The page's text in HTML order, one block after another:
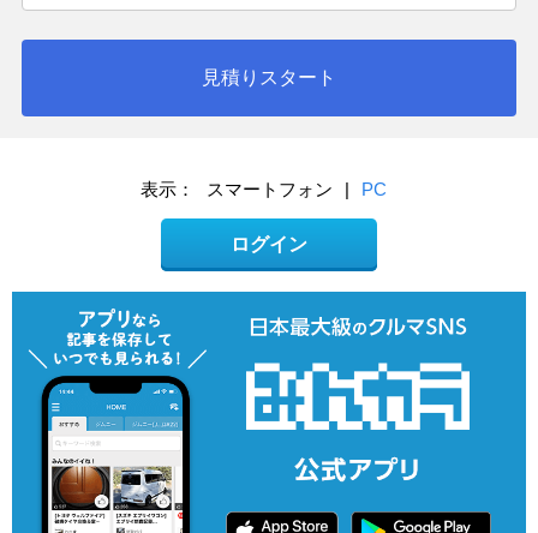
見積りスタート
表示： スマートフォン | PC
ログイン